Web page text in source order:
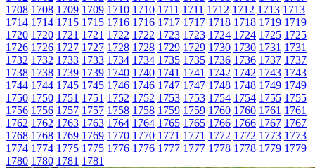
1708 1708 1709 1709 1710 1710 1711 1711 1712 1712 1713 1713
1714 1714 1715 1715 1716 1716 1717 1717 1718 1718 1719 1719
1720 1720 1721 1721 1722 1722 1723 1723 1724 1724 1725 1725
1726 1726 1727 1727 1728 1728 1729 1729 1730 1730 1731 1731
1732 1732 1733 1733 1734 1734 1735 1735 1736 1736 1737 1737
1738 1738 1739 1739 1740 1740 1741 1741 1742 1742 1743 1743
1744 1744 1745 1745 1746 1746 1747 1747 1748 1748 1749 1749
1750 1750 1751 1751 1752 1752 1753 1753 1754 1754 1755 1755
1756 1756 1757 1757 1758 1758 1759 1759 1760 1760 1761 1761
1762 1762 1763 1763 1764 1764 1765 1765 1766 1766 1767 1767
1768 1768 1769 1769 1770 1770 1771 1771 1772 1772 1773 1773
1774 1774 1775 1775 1776 1776 1777 1777 1778 1778 1779 1779
1780 1780 1781 1781